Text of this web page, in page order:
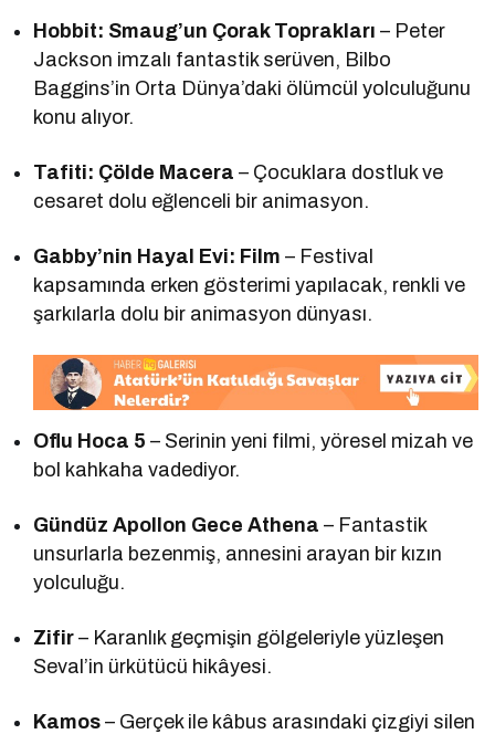
Hobbit: Smaug’un Çorak Toprakları – Peter
Jackson imzalı fantastik serüven, Bilbo
Baggins’in Orta Dünya’daki ölümcül yolculuğunu
konu alıyor.
Tafiti: Çölde Macera – Çocuklara dostluk ve
cesaret dolu eğlenceli bir animasyon.
Gabby’nin Hayal Evi: Film – Festival
kapsamında erken gösterimi yapılacak, renkli ve
şarkılarla dolu bir animasyon dünyası.
Oflu Hoca 5 – Serinin yeni filmi, yöresel mizah ve
bol kahkaha vadediyor.
Gündüz Apollon Gece Athena – Fantastik
unsurlarla bezenmiş, annesini arayan bir kızın
yolculuğu.
Zifir – Karanlık geçmişin gölgeleriyle yüzleşen
Seval’in ürkütücü hikâyesi.
Kamos – Gerçek ile kâbus arasındaki çizgiyi silen